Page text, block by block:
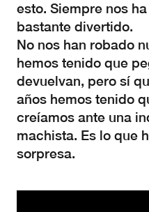
esto. Siempre nos
bastante divertido.
No nos han robado
hemos tenido que
devuelvan, pero sí
años hemos tenido
creíamos ante una
machista. Es lo que
sorpresa.